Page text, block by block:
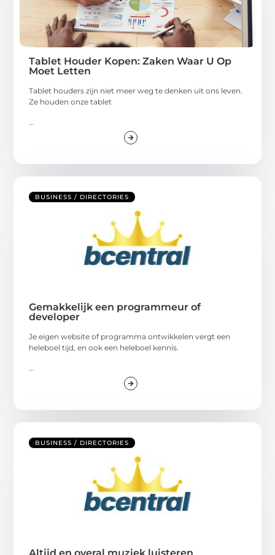
Tablet Houder Kopen: Zaken Waar U Op
Moet Letten
Tablet houders zijn niet meer weg te denken uit ons leven.
Ze houden onze tablet
BUSINESS / DIRECTORIES
Gemakkelijk een programmeur of
developer
Je eigen website of programma ontwikkelen vergt een
heleboel tijd, en ook een heleboel kennis.
BUSINESS / DIRECTORIES